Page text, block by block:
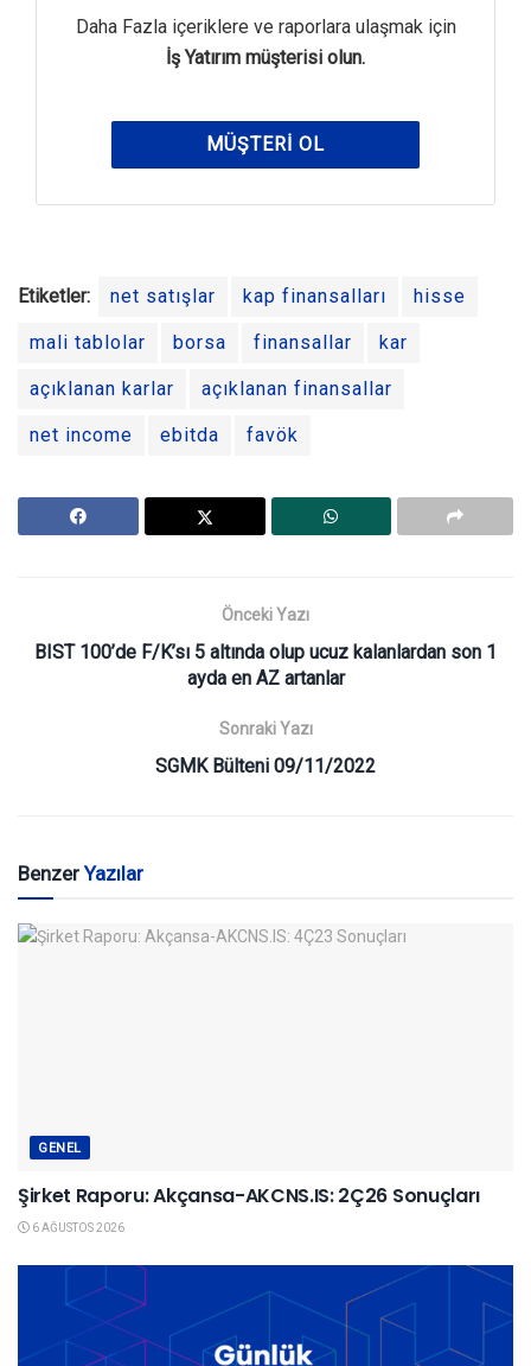
Daha Fazla içeriklere ve raporlara ulaşmak için
İş Yatırım müşterisi olun.
MÜŞTERI OL
Etiketler: net satışlar kap finansalları hisse
mali tablolar borsa finansallar kar
açıklanan karlar açıklanan finansallar
net income ebitda favök
Önceki Yazı
BIST 100’de F/K’sı 5 altında olup ucuz kalanlardan son 1
ayda en AZ artanlar
Sonraki Yazı
SGMK Bülteni 09/11/2022
BenzerYazılar
GENEL
Şirket Raporu: Akçansa-AKCNS.IS: 2Ç26 Sonuçları
6 AĞUSTOS 2026